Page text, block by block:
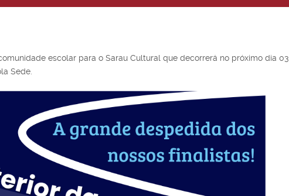
escolar para o Sarau Cultural que decorrerá no próximo dia 03
Sede.